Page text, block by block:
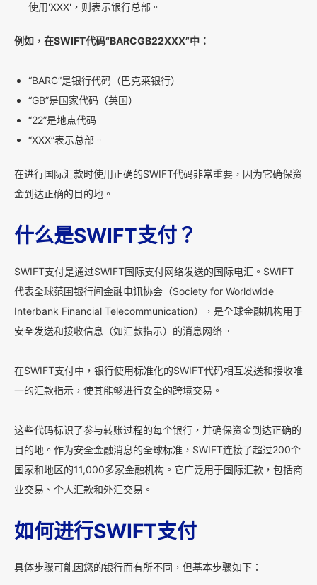
使用'XXX'，则表示银行总部。
例如，在SWIFT代码“BARCGB22XXX”中：
“BARC”是银行代码（巴克莱银行）
“GB”是国家代码（英国）
“22”是地点代码
“XXX”表示总部。
在进行国际汇款时使用正确的SWIFT代码非常重要，因为它确保资
金到达正确的目的地。
什么是SWIFT支付？
SWIFT支付是通过SWIFT国际支付网络发送的国际电汇。SWIFT
代表全球范围银行间金融电讯协会（Society for Worldwide
Interbank Financial Telecommunication），是全球金融机构用于
安全发送和接收信息（如汇款指示）的消息网络。
在SWIFT支付中，银行使用标准化的SWIFT代码相互发送和接收唯
一的汇款指示，使其能够进行安全的跨境交易。
这些代码标识了参与转账过程的每个银行，并确保资金到达正确的
目的地。作为安全金融消息的全球标准，SWIFT连接了超过200个
国家和地区的11,000多家金融机构。它广泛用于国际汇款，包括商
业交易、个人汇款和外汇交易。
如何进行SWIFT支付
具体步骤可能因您的银行而有所不同，但基本步骤如下：